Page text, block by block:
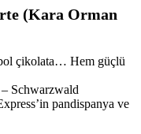
(Kara Orman
çikolata… Hem güçlü
Schwarzwald
pandispanya ve